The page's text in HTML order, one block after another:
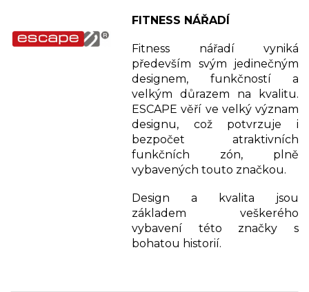
FITNESS NÁŘADÍ
Fitness nářadí vyniká
především svým jedinečným
designem, funkčností a
velkým důrazem na kvalitu.
ESCAPE věří ve velký význam
designu, což potvrzuje i
bezpočet atraktivních
funkčních zón, plně
vybavených touto značkou.
Design a kvalita jsou
základem veškerého
vybavení této značky s
bohatou historií.